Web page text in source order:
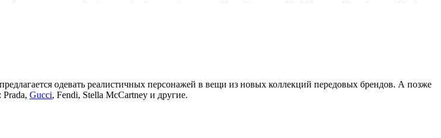
одевать реалистичных персонажей в вещи из новых коллекций передовых брендов. А позже
Gucci, Fendi, Stella McCartney и другие.